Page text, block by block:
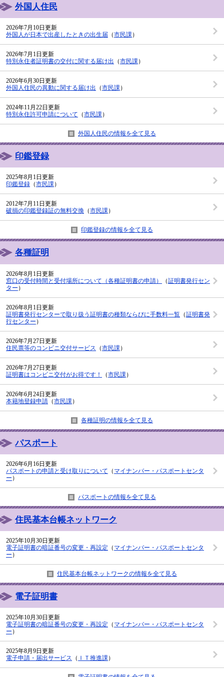
外国人住民
2026年7月10日更新
外国人が日本で出産したときの出生届 （市民課）
2026年7月1日更新
特別永住者証明書の交付に関する届け出 （市民課）
2026年6月30日更新
外国人住民の異動に関する届け出 （市民課）
2024年11月22日更新
特別永住許可申請について （市民課）
外国人住民の情報を全て見る
印鑑登録
2025年8月1日更新
印鑑登録 （市民課）
2012年7月11日更新
破損の印鑑登録証の無料交換 （市民課）
印鑑登録の情報を全て見る
各種証明
2026年8月1日更新
窓口の受付時間と受付場所について（各種証明書の申請）
（証明書発行セン
ター ）
2026年8月1日更新
証明書発行センターで取り扱う証明書の種類ならびに手数料一覧 （証明書発
行センター ）
2026年7月27日更新
住民票等のコンビニ交付サービス
（市民課 ）
2026年7月27日更新
証明書はコンビニ交付がお得です！
（市民課 ）
2026年6月24日更新
本籍地登録申請 （市民課 ）
各種証明の情報を全て見る
パスポート
2026年6月16日更新
パスポートの申請と受け取りについて （ マイナンバー・パスポートセンタ
ー ）
パスポートの情報を全て見る
住民基本台帳ネットワーク
2025年10月30日更新
電子証明書の暗証番号の変更・再設定 （ マイナンバー・パスポートセンタ
ー ）
住民基本台帳ネットワークの情報を全て見る
電子証明書
2025年10月30日更新
電子証明書の暗証番号の変更・再設定 （ マイナンバー・パスポートセンタ
ー ）
2025年8月9日更新
電子申請・届出サービス （ ＩＴ推進課）